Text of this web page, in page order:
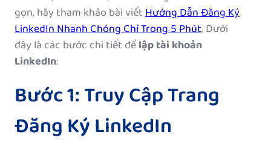
gọn, hãy tham khảo bài viếtHướng Dẫn Đăng Ký
LinkedIn Nhanh Chóng Chỉ Trong 5 Phút. Dưới
đây là các bước chi tiết đểlập tài khoản
LinkedIn:
Bước 1: Truy Cập Trang
Đăng Ký LinkedIn